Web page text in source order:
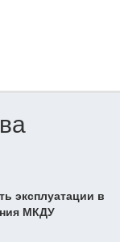
эксплуатации в
МКДУ